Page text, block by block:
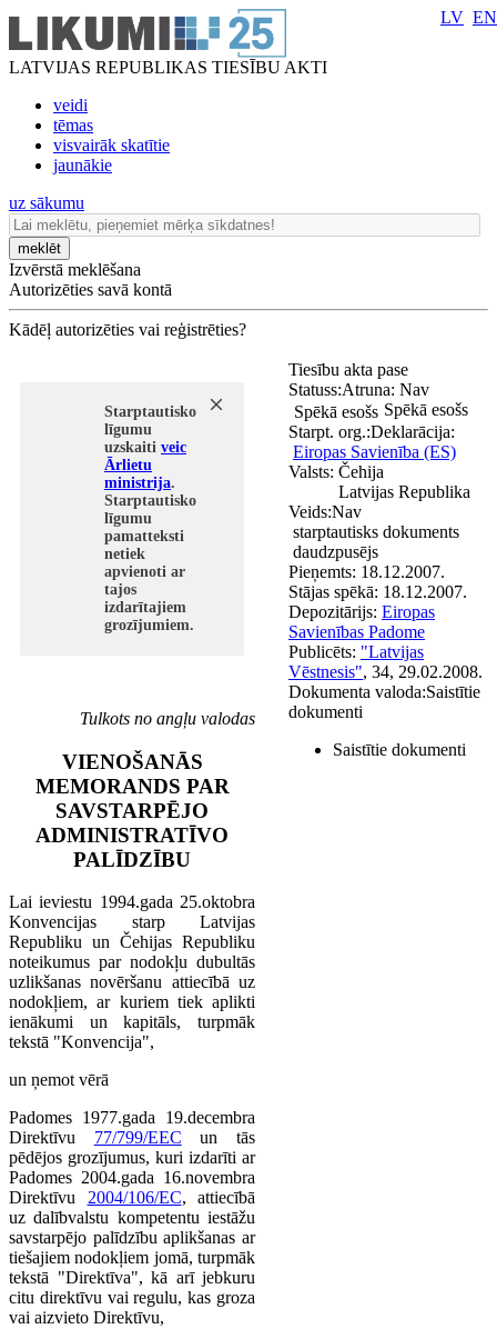
LATVIJAS REPUBLIKAS TIESĪBU AKTI
veidi
tēmas
visvairāk skatītie
jaunākie
LV EN
uz sākumu
meklēt
Izvērstā meklēšana
Autorizēties savā kontā
Kādēļ autorizēties vai reģistrēties?
Starptautisko
līgumu
uzskaiti veic
Ārlietu
ministrija.
Starptautisko
līgumu
pamatteksti
netiek
apvienoti ar
tajos
izdarītajiem
grozījumiem.
Tulkots no angļu valodas
VIENOŠANĀS
MEMORANDS PAR
SAVSTARPĒJO
ADMINISTRATĪVO
PALĪDZĪBU
Lai ieviestu 1994.gada 25.oktobra
Konvencijas starp Latvijas
Republiku un Čehijas Republiku
noteikumus par nodokļu dubultās
uzlikšanas novēršanu attiecībā uz
nodokļiem, ar kuriem tiek aplikti
ienākumi un kapitāls, turpmāk
tekstā "Konvencija",
un ņemot vērā
Padomes 1977.gada 19.decembra
Direktīvu 77/799/EEC un tās
pēdējos grozījumus, kuri izdarīti ar
Padomes 2004.gada 16.novembra
Direktīvu 2004/106/EC, attiecībā
uz dalībvalstu kompetentu iestāžu
savstarpējo palīdzību aplikšanas ar
tiešajiem nodokļiem jomā, turpmāk
tekstā "Direktīva", kā arī jebkuru
citu direktīvu vai regulu, kas groza
vai aizvieto Direktīvu,
Tiesību akta pase
Statuss:
Spēkā esošs Spēkā esošs
Starpt. org.:
Eiropas Savienība (ES)
Valsts: Čehija
Latvijas Republika
Veids:
starptautisks dokuments
daudzpusējs
Pieņemts: 18.12.2007.
Stājas spēkā: 18.12.2007.
Atruna: Nav
Deklarācija:
Nav
Depozitārijs: Eiropas
Savienības Padome
Publicēts: "Latvijas
Vēstnesis", 34, 29.02.2008.
Dokumenta valoda:Saistītie
dokumenti
Saistītie dokumenti